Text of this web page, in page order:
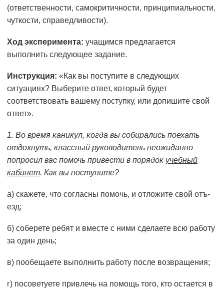
(от­ветственности, самокритичности, принципиальности,
чут­кости, справедливости).
Ход эксперимента: учащимся предлагается
выполнить сле­дующее задание.
Инструкция: «Как вы поступите в следующих
ситуациях? Выберите ответ, который будет
соответствовать вашему по­ступку, или допишите свой
ответ».
1. Во время каникул, когда вы собирались поехать
отдох­нуть, классный руководитель неожиданно
попросил вас помочь привести в порядок учебный
кабинет. Как вы посту­пите?
а) скажете, что согласны помочь, и отложите свой отъ­
езд;
б) соберете ребят и вместе с ними сделаете всю работу
за один день;
в) пообещаете выполнить работу после возвращения;
г) посоветуете привлечь на помощь того, кто остается в